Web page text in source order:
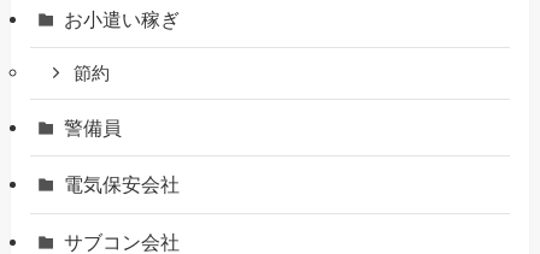
お小遣い稼ぎ
節約
警備員
電気保安会社
サブコン会社